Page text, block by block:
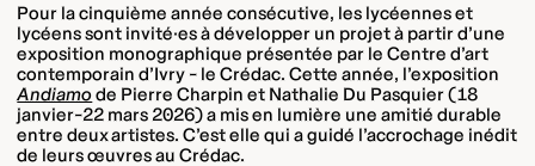
Pour la cinquième année consécutive, les lycéennes et
lycéens sont invité·es à développer un projet à partir d’une
exposition monographique présentée par le Centre d’art
contemporain d’Ivry – le Crédac. Cette année, l’exposition
Andiamode Pierre Charpin et Nathalie Du Pasquier (18
janvier–22 mars 2026) a mis en lumière une amitié durable
entre deux artistes. C’est elle qui a guidé l’accrochage inédit
de leurs œuvres au Crédac.